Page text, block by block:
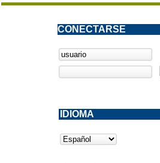
CONECTARSE
IDIOMA